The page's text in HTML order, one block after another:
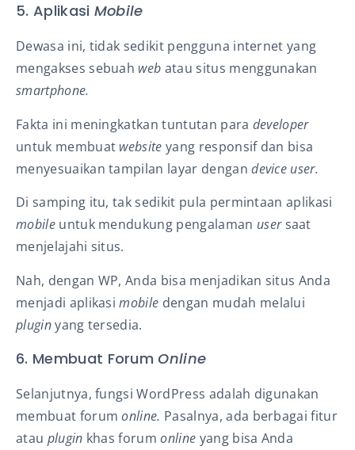
5. Aplikasi Mobile
Dewasa ini, tidak sedikit pengguna internet yang
mengakses sebuah web atau situs menggunakan
smartphone.
Fakta ini meningkatkan tuntutan para developer
untuk membuat websiteyang responsif dan bisa
menyesuaikan tampilan layar dengandevice user.
Di samping itu, tak sedikit pula permintaan aplikasi
mobile untuk mendukung pengalaman usersaat
menjelajahi situs.
Nah, dengan WP, Anda bisa menjadikan situs Anda
menjadi aplikasimobile dengan mudah melalui
pluginyang tersedia.
6. Membuat Forum Online
Selanjutnya, fungsi WordPress adalah digunakan
membuat forumonline. Pasalnya, ada berbagai fitur
atau plugin khas forumonline yang bisa Anda